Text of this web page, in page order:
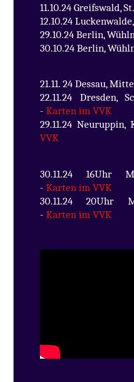
11.10.24 Greifswald,
12.10.24
29.10.24 Berlin,
30.10.24 Berlin,
21.11. 24 Dessau,
22.11.24 Dresden,
-Karten im VVK
29.11.24
VVK
30.11.24 16Uhr
-Karten im VVK
30.11.24 20Uhr
-Karten im VVK